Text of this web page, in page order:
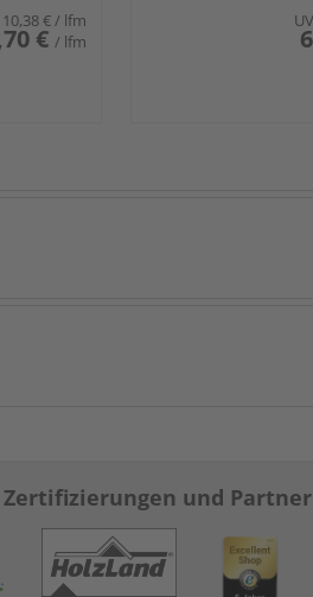
10,38 € / lfm
€ / lfm
Zertifizierungen und Partner